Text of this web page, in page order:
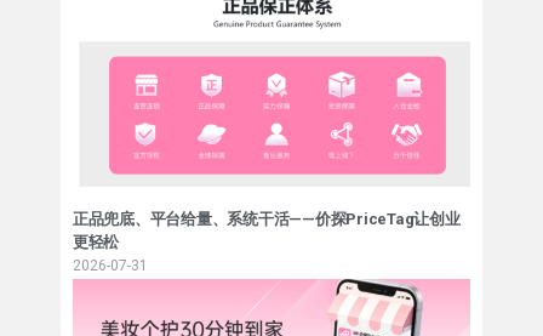
正品兜底、平台给量、系统干活——价探PriceTag让创业
更轻松
2026-07-31